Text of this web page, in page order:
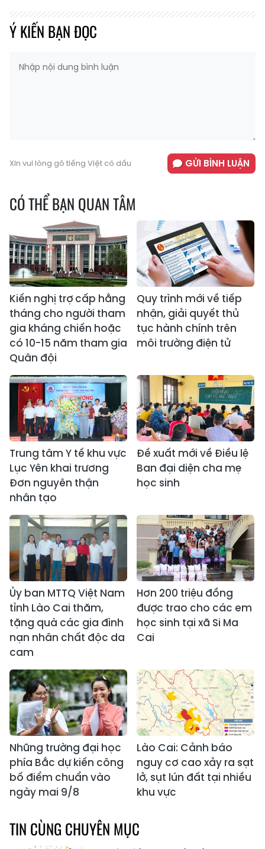
Ý KIẾN BẠN ĐỌC
Xin vui lòng gõ tiếng Việt có dấu GỬI BÌNH LUẬN
CÓ THỂ BẠN QUAN TÂM
Kiến nghị trợ cấp hằng
tháng cho người tham
gia kháng chiến hoặc
có 10-15 năm tham gia
Quân đội
Quy trình mới về tiếp
nhận, giải quyết thủ
tục hành chính trên
môi trường điện tử
Trung tâm Y tế khu vực
Lục Yên khai trương
Đơn nguyên thận
nhân tạo
Đề xuất mới về Điều lệ
Ban đại diện cha mẹ
học sinh
Ủy ban MTTQ Việt Nam
tỉnh Lào Cai thăm,
tặng quà các gia đình
nạn nhân chất độc da
cam
Hơn 200 triệu đồng
được trao cho các em
học sinh tại xã Si Ma
Cai
Những trường đại học
phía Bắc dự kiến công
bố điểm chuẩn vào
ngày mai 9/8
Lào Cai: Cảnh báo
nguy cơ cao xảy ra sạt
lở, sụt lún đất tại nhiều
khu vực
TIN CÙNG CHUYÊN MỤC